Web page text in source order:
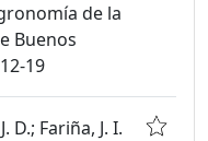
de la
Buenos
19
D.; Fariña, J. I.